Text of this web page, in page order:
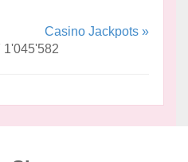
Casino Jackpots »
1'045'582